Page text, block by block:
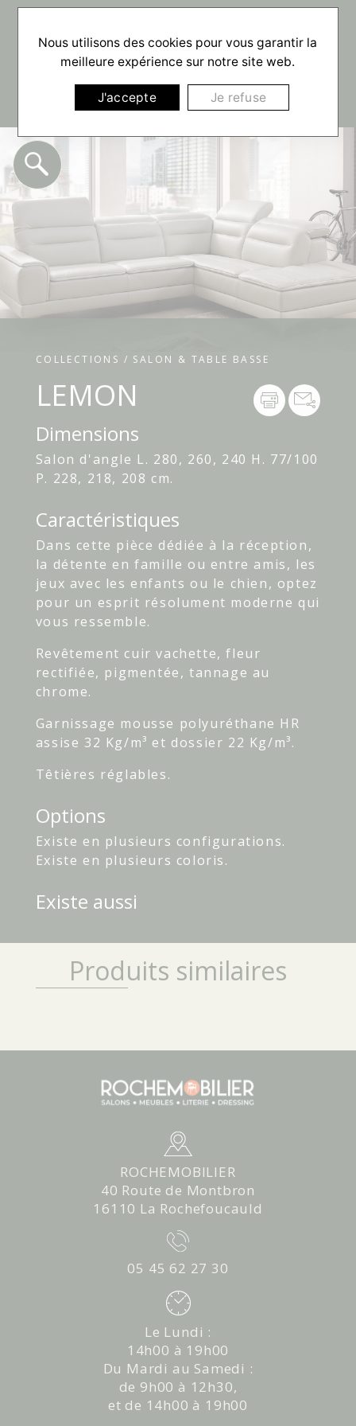
☰
COLLECTIONS / SALON & TABLE BASSE
LEMON
Dimensions
Salon d'angle L. 280, 260, 240 H. 77/100
P. 228, 218, 208 cm.
Caractéristiques
Dans cette pièce dédiée à la réception,
la détente en famille ou entre amis, les
jeux avec les enfants ou le chien, optez
pour un esprit résolument moderne qui
vous ressemble.
Revêtement cuir vachette, fleur
rectifiée, pigmentée, tannage au
chrome.
Garnissage mousse polyuréthane HR
assise 32 Kg/m³ et dossier 22 Kg/m³.
Têtières réglables.
Options
Existe en plusieurs configurations.
Existe en plusieurs coloris.
Existe aussi
Produits similaires
ROCHEMOBILIER
40 Route de Montbron
16110 La Rochefoucauld
05 45 62 27 30
Le Lundi :
14h00 à 19h00
Du Mardi au Samedi :
de 9h00 à 12h30,
et de 14h00 à 19h00
Nous utilisons des cookies pour vous garantir la
meilleure expérience sur notre site web.
J'accepte Je refuse